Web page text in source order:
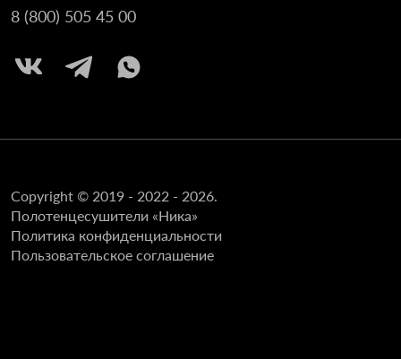
8 (800) 505 45 00
Copyright © 2019 - 2022 - 2026.
Полотенцесушители «Ника»
Политика конфиденциальности
Пользовательское соглашение